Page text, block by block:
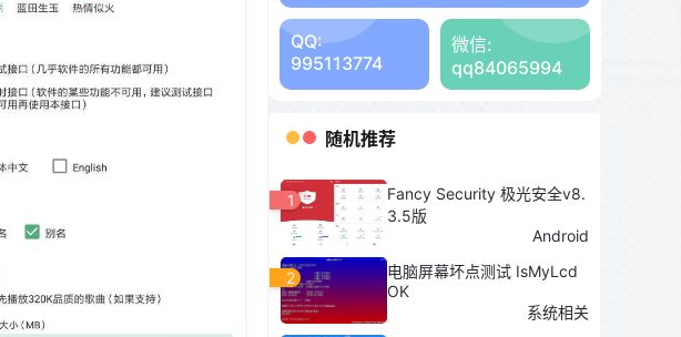
QQ:
995113774
微信:
qq84065994
随机推荐
1
Fancy Security 极光安全v8.
3.5版
Android
2
电脑屏幕坏点测试 IsMyLcd
OK
系统相关